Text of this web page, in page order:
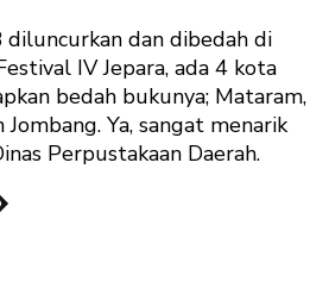
dan dibedah di
IV Jepara, ada 4 kota
bedah bukunya; Mataram,
Ya, sangat menarik
Perpustakaan Daerah.